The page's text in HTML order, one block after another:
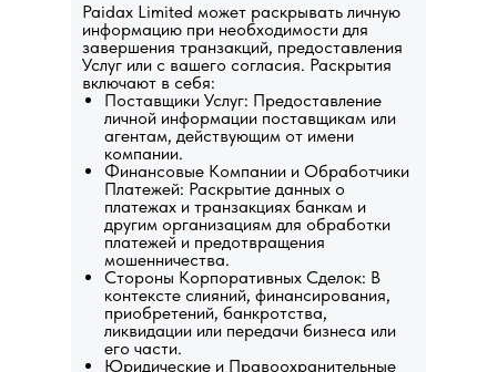
Paidax Limited может раскрывать личную
информацию при необходимости для
завершения транзакций, предоставления
Услуг или с вашего согласия. Раскрытия
включают в себя:
Поставщики Услуг: Предоставление
личной информации поставщикам или
агентам, действующим от имени
компании.
Финансовые Компании и Обработчики
Платежей: Раскрытие данных о
платежах и транзакциях банкам и
другим организациям для обработки
платежей и предотвращения
мошенничества.
Стороны Корпоративных Сделок: В
контексте слияний, финансирования,
приобретений, банкротства,
ликвидации или передачи бизнеса или
его части.
Юридические и Правоохранительные